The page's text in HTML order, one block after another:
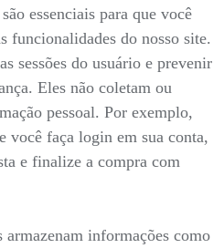
essenciais para que você
funcionalidades do nosso site.
sessões do usuário e prevenir
Eles não coletam ou
pessoal. Por exemplo,
você faça login em sua conta,
e finalize a compra com
armazenam informações como